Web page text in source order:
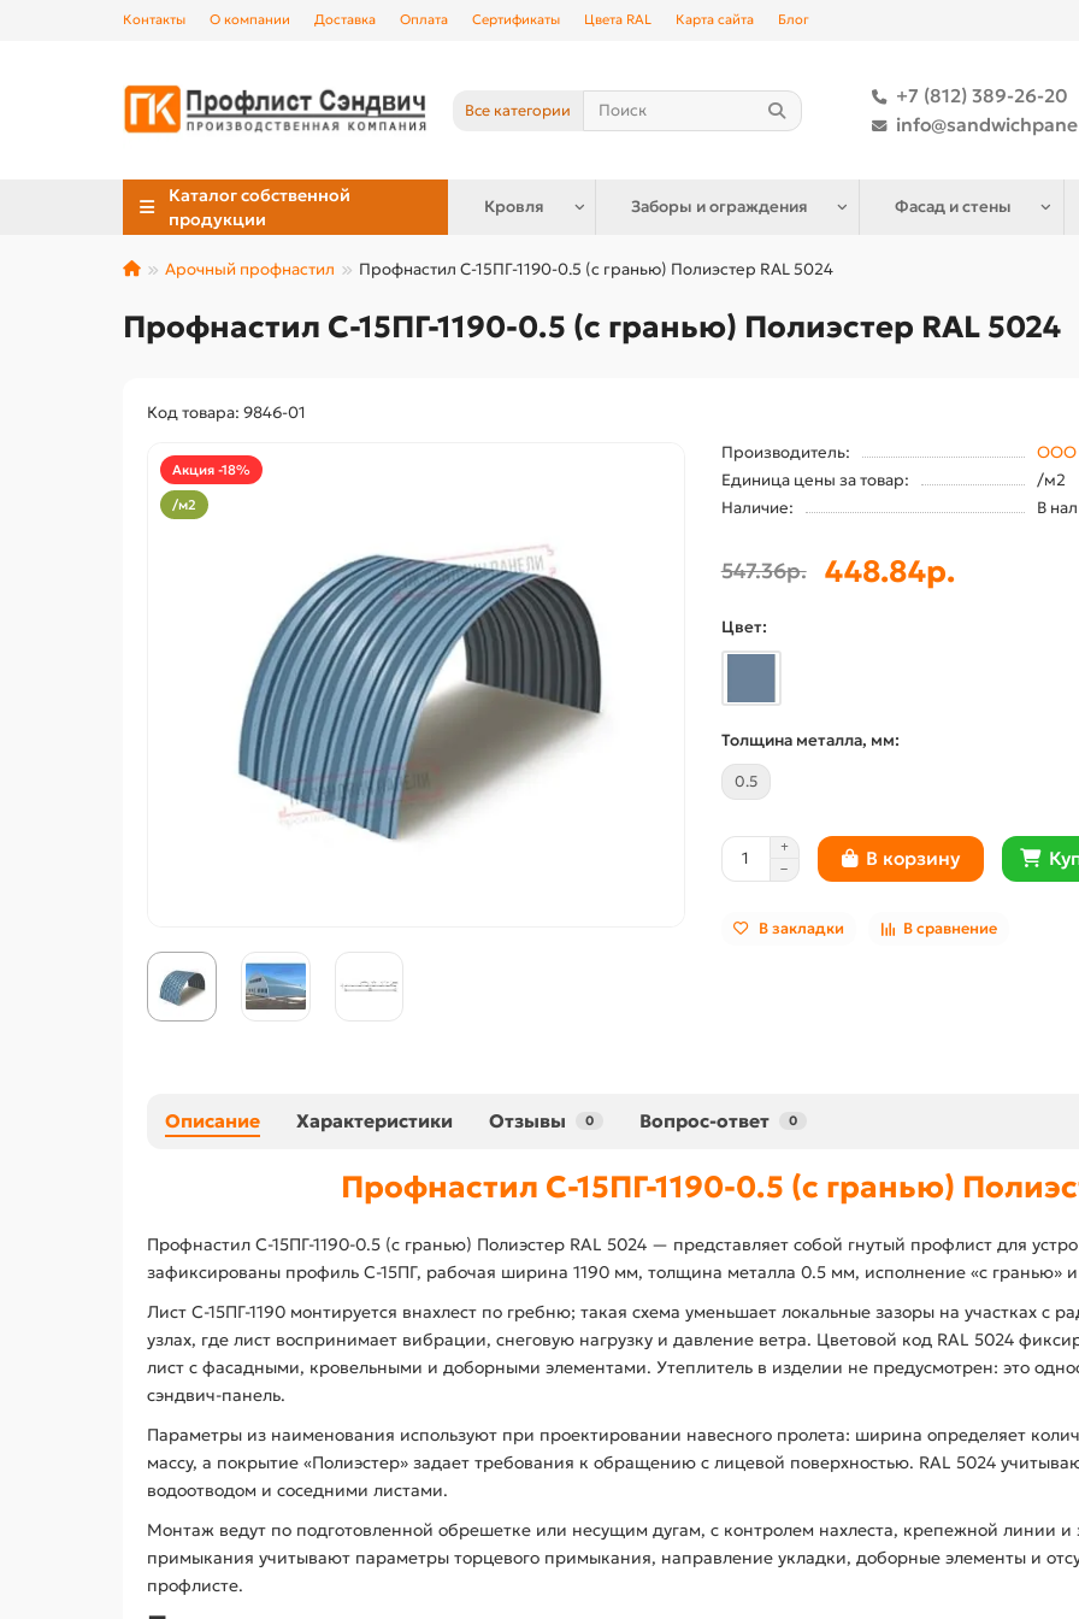
Контакты О компании Доставка Оплата Сертификаты Цвета RAL Карта сайта Блог
Все категории
+7 (812) 389-26-20
Каталог собственной
продукции
Кровля Заборы и ограждения Фасад и стены
Арочный профнастил Профнастил С-15ПГ-1190-0.5 (с гранью) Полиэстер RAL 5024
Профнастил С-15ПГ-1190-0.5 (с гранью) Полиэстер RAL 5024
Код товара: 9846-01
Акция -18%
/м2
Производитель:
ООО
Единица цены за товар:
/м2
Наличие:
В
547.36р. 448.84р.
Цвет:
Толщина металла, мм:
0.5
В корзину
В закладки В сравнение
Описание Характеристики Отзывы 0 Вопрос-ответ 0
Профнастил С-15ПГ-1190-0.5 (с гранью)
Профнастил С-15ПГ-1190-0.5 (с гранью) Полиэстер RAL 5024 — представляет собой гнутый профлист для
зафиксированы профиль С-15ПГ, рабочая ширина 1190 мм, толщина металла 0.5 мм, исполнение «с гранью»
Лист С-15ПГ-1190 монтируется внахлест по гребню; такая схема уменьшает локальные зазоры на участках с
узлах, где лист воспринимает вибрации, снеговую нагрузку и давление ветра. Цветовой код RAL 5024
лист с фасадными, кровельными и доборными элементами. Утеплитель в изделии не предусмотрен: это
сэндвич-панель.
Параметры из наименования используют при проектировании навесного пролета: ширина определяет
массу, а покрытие «Полиэстер» задает требования к обращению с лицевой поверхностью. RAL 5024
водоотводом и соседними листами.
Монтаж ведут по подготовленной обрешетке или несущим дугам, с контролем нахлеста, крепежной линии и
примыкания учитывают параметры торцевого примыкания, направление укладки, доборные элементы и
профлисте.